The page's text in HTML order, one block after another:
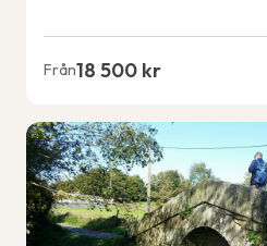
Från18 500 kr